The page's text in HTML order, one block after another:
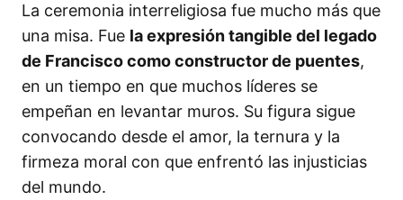
La ceremonia interreligiosa fue mucho más que
una misa. Fue la expresión tangible del legado
de Francisco como constructor de puentes,
en un tiempo en que muchos líderes se
empeñan en levantar muros. Su figura sigue
convocando desde el amor, la ternura y la
firmeza moral con que enfrentó las injusticias
del mundo.